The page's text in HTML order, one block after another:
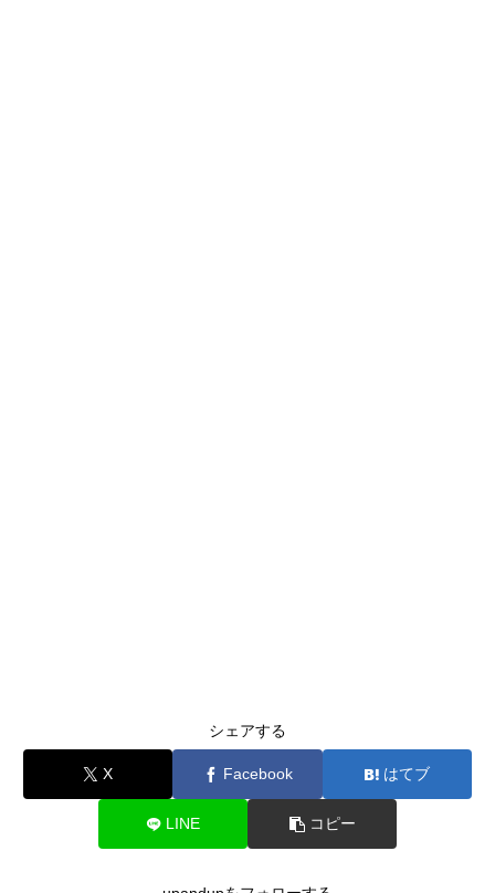
シェアする
X Facebook はてブ
LINE コピー